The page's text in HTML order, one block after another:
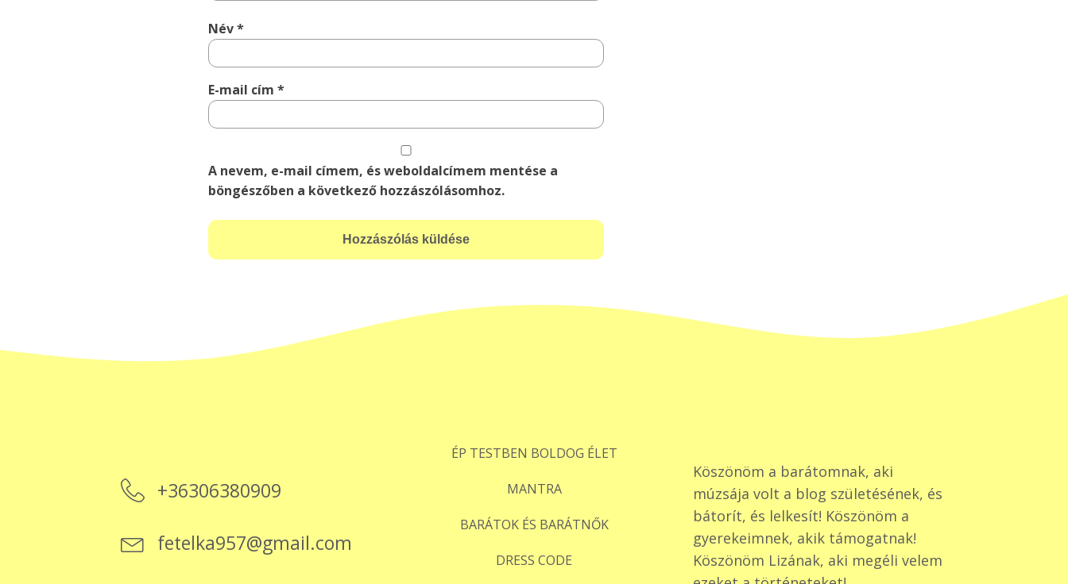
Név*
E-mail cím*
A nevem, e-mail címem, és weboldalcímem mentése a
böngészőben a következő hozzászólásomhoz.
+36306380909
fetelka957@gmail.com
ÉP TESTBEN BOLDOG ÉLET
MANTRA
BARÁTOK ÉS BARÁTNŐK
DRESS CODE
Köszönöm a barátomnak, aki
múzsája volt a blog születésének, és
bátorít, és lelkesít! Köszönöm a
gyerekeimnek, akik támogatnak!
Köszönöm Lizának, aki megéli velem